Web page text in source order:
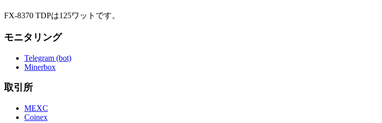
FX-8370 TDPは125ワットです。
モニタリング
Telegram (bot)
Minerbox
取引所
MEXC
Coinex